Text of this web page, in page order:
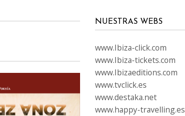
NUESTRAS WEBS
www.Ibiza-click.com
www.Ibiza-tickets.com
www.Ibizaeditions.com
www.tvclick.es
www.destaka.net
www.happy-travelling.es